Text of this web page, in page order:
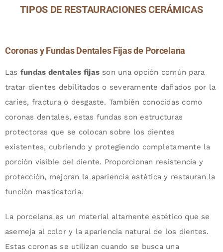
TIPOS DE RESTAURACIONES CERÁMICAS
Coronas y Fundas Dentales Fijas de Porcelana
Las fundas dentales fijas son una opción común para
tratar dientes debilitados o severamente dañados por la
caries, fractura o desgaste. También conocidas como
coronas dentales, estas fundas son estructuras
protectoras que se colocan sobre los dientes
existentes, cubriendo y protegiendo completamente la
porción visible del diente. Proporcionan resistencia y
protección, mejoran la apariencia estética y restauran la
función masticatoria.
La porcelana es un material altamente estético que se
asemeja al color y la apariencia natural de los dientes.
Estas coronas se utilizan cuando se busca una